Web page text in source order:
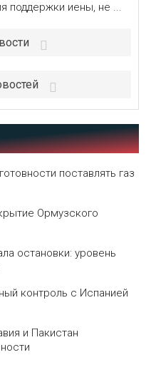
поддержки иены, не ...
поставлять газ
Ормузского
остановки: уровень
контроль с Испанией
и Пакистан